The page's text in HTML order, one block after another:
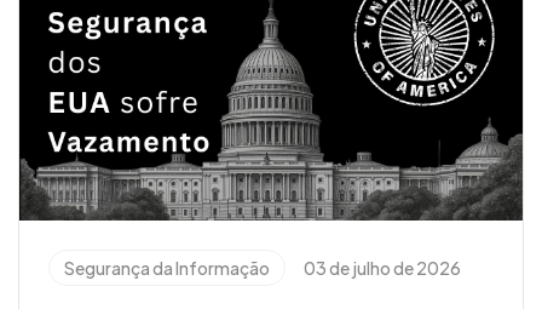
Segurança da Informação 03 de julho de 2026